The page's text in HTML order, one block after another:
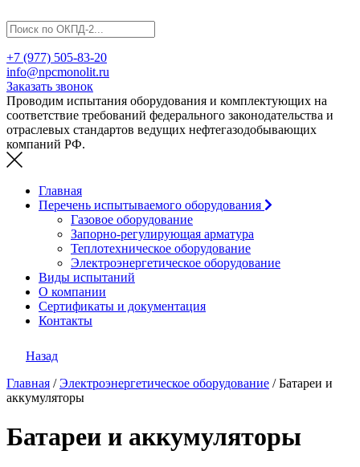
+7 (977) 505-83-20
info@npcmonolit.ru
Заказать звонок
Проводим испытания оборудования и комплектующих на
соответствие требований федерального законодательства и
отраслевых стандартов ведущих нефтегазодобывающих
компаний РФ.
Главная
Перечень испытываемого оборудования
Газовое оборудование
Запорно-регулирующая арматура
Теплотехническое оборудование
Электроэнергетическое оборудование
Виды испытаний
О компании
Сертификаты и документация
Контакты
Назад
Главная /Электроэнергетическое оборудование /Батареи и
аккумуляторы
Батареи и аккумуляторы